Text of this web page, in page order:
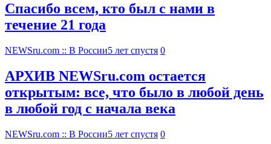
Спасибо всем, кто был с нами в
течение 21 года
NEWSru.com :: В России5 лет спустя 0
АРХИВ NEWSru.com остается
открытым: все, что было в любой день
в любой год с начала века
NEWSru.com :: В России5 лет спустя 0